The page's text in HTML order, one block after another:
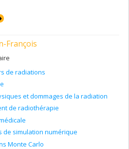
de petits champs.
de la réponse dosimétrique de
diodes, scintillateur,
liquide.
François
de radiations
et dommages de la radiation
de radiothérapie
de simulation numérique
Monte Carlo